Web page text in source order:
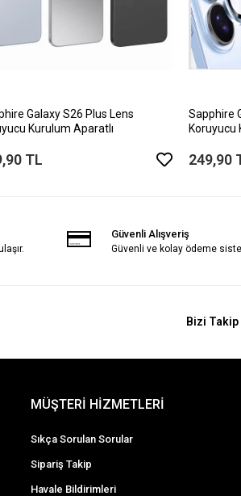
Galaxy S26 Plus Lens
Kurulum Aparatlı
TL
Sapphire
Koruyucu
249,90
Güvenli Alışveriş
Güvenli ve kolay ödeme
Bizi Takip
MÜŞTERİ HİZMETLERİ
Sıkça Sorulan Sorular
Sipariş Takip
Havale Bildirimleri